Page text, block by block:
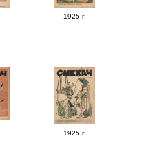
1925 г.
1925 г.